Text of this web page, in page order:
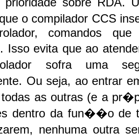
o compilador CCS
comandos
evita que ao
sofra uma
Ou seja, ao entrar
as outras (e a
dentro da fun��o de
nenhuma outra